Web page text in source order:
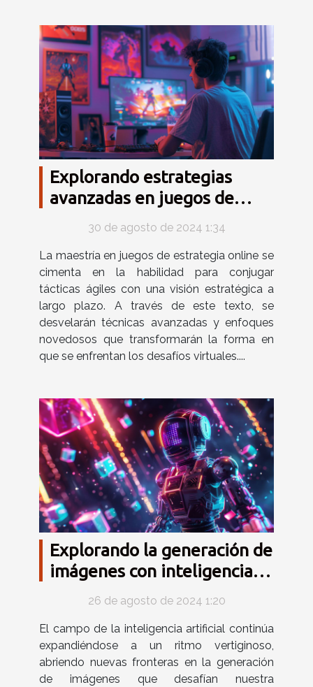
Explorando estrategias
avanzadas en juegos de
estrategia online
30 de agosto de 2024 1:34
La maestría en juegos de estrategia online se
cimenta en la habilidad para conjugar
tácticas ágiles con una visión estratégica a
largo plazo. A través de este texto, se
desvelarán técnicas avanzadas y enfoques
novedosos que transformarán la forma en
que se enfrentan los desafíos virtuales....
Explorando la generación de
imágenes con inteligencia
artificial: Tendencias y
aplicaciones
26 de agosto de 2024 1:20
El campo de la inteligencia artificial continúa
expandiéndose a un ritmo vertiginoso,
abriendo nuevas fronteras en la generación
de imágenes que desafían nuestra